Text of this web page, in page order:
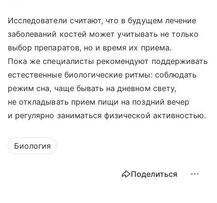
Исследователи считают, что в будущем лечение
заболеваний костей может учитывать не только
выбор препаратов, но и время их приема.
Пока же специалисты рекомендуют поддерживать
естественные биологические ритмы: соблюдать
режим сна, чаще бывать на дневном свету,
не откладывать прием пищи на поздний вечер
и регулярно заниматься физической активностью.
Биология
Поделиться